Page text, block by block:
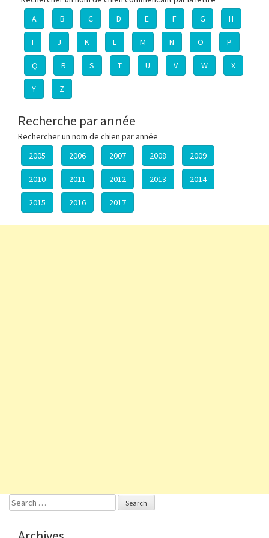
A
B C D E F G H
I J K L M N O P
Q R S T U V W X
Y Z
Recherche par année
Rechercher un nom de chien par année
2005
2006 2007 2008 2009
2010 2011 2012 2013 2014
2015 2016 2017
Search